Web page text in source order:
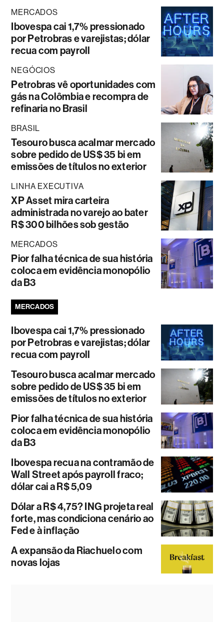
MERCADOS
Ibovespa cai 1,7% pressionado
por Petrobras e varejistas; dólar
recua com payroll
NEGÓCIOS
Petrobras vê oportunidades com
gás na Colômbia e recompra de
refinaria no Brasil
BRASIL
Tesouro busca acalmar mercado
sobre pedido de US$ 35 bi em
emissões de títulos no exterior
LINHA EXECUTIVA
XP Asset mira carteira
administrada no varejo ao bater
R$ 300 bilhões sob gestão
MERCADOS
Pior falha técnica de sua história
coloca em evidência monopólio
da B3
MERCADOS
Ibovespa cai 1,7% pressionado
por Petrobras e varejistas; dólar
recua com payroll
Tesouro busca acalmar mercado
sobre pedido de US$ 35 bi em
emissões de títulos no exterior
Pior falha técnica de sua história
coloca em evidência monopólio
da B3
Ibovespa recua na contramão de
Wall Street após payroll fraco;
dólar cai a R$ 5,09
Dólar a R$ 4,75? ING projeta real
forte, mas condiciona cenário ao
Fed e à inflação
A expansão da Riachuelo com
novas lojas